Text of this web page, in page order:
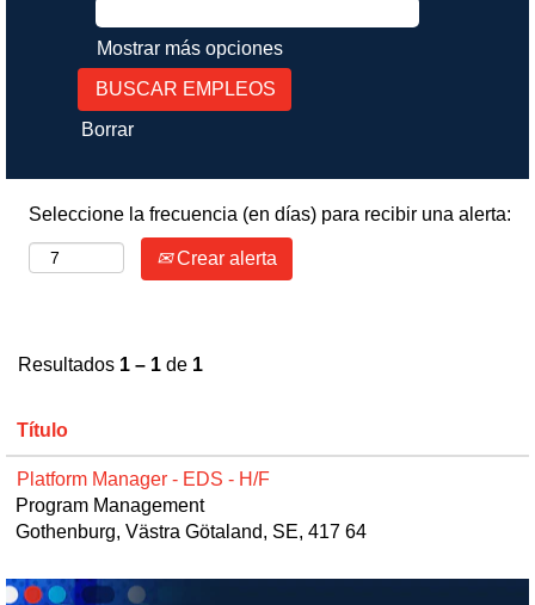
Mostrar más opciones
Borrar
Seleccione la frecuencia (en días) para recibir una alerta:
Crear alerta
Resultados 1 – 1 de 1
Título
Platform Manager - EDS - H/F
Program Management
Gothenburg, Västra Götaland, SE, 417 64